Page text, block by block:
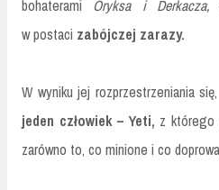
bohaterami Oryksa i
w postaci zabójczej zarazy.
W wyniku jej rozprzestrzeniania się,
jeden człowiek – Yeti, z którego
zarówno to, co minione i co